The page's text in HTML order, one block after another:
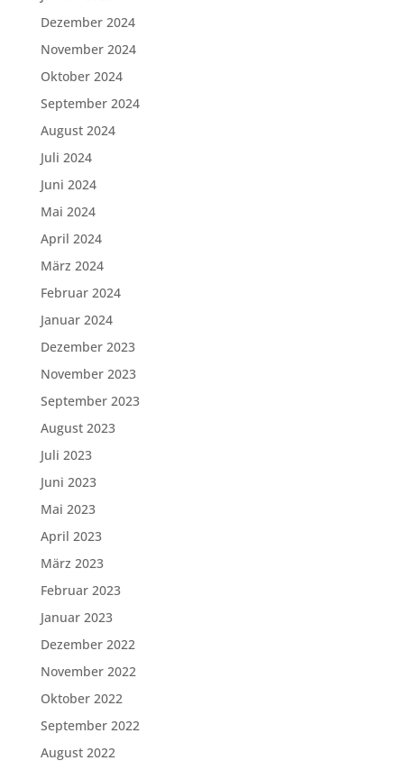
Dezember 2024
November 2024
Oktober 2024
September 2024
August 2024
Juli 2024
Juni 2024
Mai 2024
April 2024
März 2024
Februar 2024
Januar 2024
Dezember 2023
November 2023
September 2023
August 2023
Juli 2023
Juni 2023
Mai 2023
April 2023
März 2023
Februar 2023
Januar 2023
Dezember 2022
November 2022
Oktober 2022
September 2022
August 2022